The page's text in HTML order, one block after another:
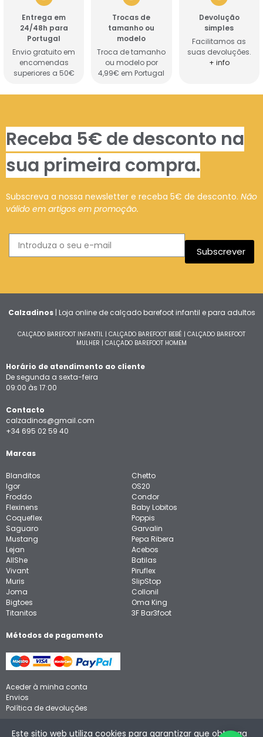
Entrega em
24/48h para
Portugal
Envio gratuito em
encomendas
superiores a 50€
Trocas de
tamanho ou
modelo
Troca de tamanho
ou modelo por
4,99€ em Portugal
Devolução
simples
Facilitamos as
suas devoluções.
+ info
Receba 5€ de desconto na
sua primeira compra.
Subscreva a nossa newsletter e receba 5€ de desconto. Não
válido em artigos em promoção.
Subscrever
Calzadinos| Loja online de calçado barefoot infantil e para adultos
CALÇADO BAREFOOT INFANTIL | CALÇADO BAREFOOT BEBÉ | CALÇADO BAREFOOT
MULHER | CALÇADO BAREFOOT HOMEM
Horário de atendimento ao cliente
De segunda a sexta-feira
09:00 às 17:00
Contacto
calzadinos@gmail.com
+34 695 02 59 40
Marcas
Blanditos
Igor
Froddo
Flexinens
Coqueflex
Saguaro
Mustang
Lejan
AllShe
Vivant
Muris
Joma
Bigtoes
Titanitos
Chetto
OS20
Condor
Baby Lobitos
Poppis
Garvalin
Pepa Ribera
Acebos
Batilas
Piruflex
SlipStop
Collonil
Oma King
3F Bar3foot
Métodos de pagamento
Aceder à minha conta
Envios
Política de devoluções
Aviso legal
Este sitio web utiliza cookies para garantizar que obtenga